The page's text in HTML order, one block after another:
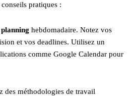
pratiques :
planning hebdomadaire. Notez vos
et vos deadlines. Utilisez un
comme Google Calendar pour
des méthodologies de travail